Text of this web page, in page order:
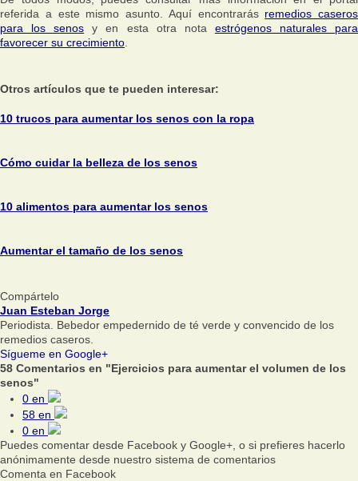
referida a este mismo asunto. Aquí encontrarás remedios caseros
para los senos y en esta otra nota estrógenos naturales para
favorecer su crecimiento
Otros artículos que te pueden interesar:
10 trucos para aumentar los senos con la ropa
Cómo cuidar la belleza de los senos
10 alimentos para aumentar los senos
Aumentar el tamaño de los senos
Compártelo
Juan Esteban Jorge
Periodista. Bebedor empedernido de té verde y convencido de los
remedios caseros.
Sígueme en Google+
58 Comentarios en "Ejercicios para aumentar el volumen de los
senos"
0 en
58 en
0 en
Puedes comentar desde Facebook y Google+, o si prefieres hacerlo
anónimamente desde nuestro sistema de comentarios
Comenta en Facebook